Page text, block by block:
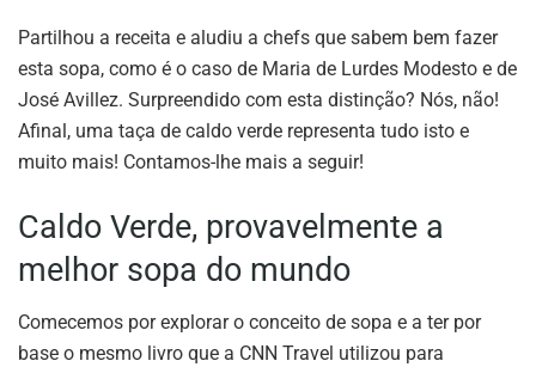
Partilhou a receita e aludiu a chefs que sabem bem fazer
esta sopa, como é o caso de Maria de Lurdes Modesto e de
José Avillez. Surpreendido com esta distinção? Nós, não!
Afinal, uma taça de caldo verde representa tudo isto e
muito mais! Contamos-lhe mais a seguir!
Caldo Verde, provavelmente a
melhor sopa do mundo
Comecemos por explorar o conceito de sopa e a ter por
base o mesmo livro que a CNN Travel utilizou para